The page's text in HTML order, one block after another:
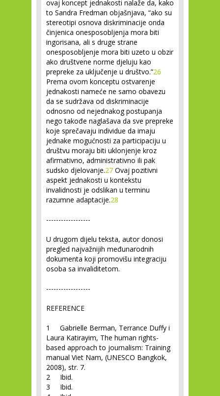
ovaj koncept jednakosti nalaže da, kako
to Sandra Fredman objašnjava, “ako su
stereotipi osnova diskriminacije onda
činjenica onesposobljenja mora biti
ingorisana, ali s druge strane
onesposobljenje mora biti uzeto u obzir
ako društvene norme djeluju kao
prepreke za uključenje u društvo.”26
Prema ovom konceptu ostvarenje
jednakosti nameće ne samo obavezu
da se sudržava od diskriminacije
odnosno od nejednakog postupanja
nego takođe naglašava da sve prepreke
koje sprečavaju individue da imaju
jednake mogućnosti za participaciju u
društvu moraju biti uklonjenje kroz
afirmativno, administrativno ili pak
sudsko djelovanje.27 Ovaj pozitivni
aspekt jednakosti u kontekstu
invalidnosti je odslikan u terminu
razumne adaptacije.28
------------------
U drugom dijelu teksta, autor donosi
pregled najvažnijih međunarodnih
dokumenta koji promovišu integraciju
osoba sa invaliditetom.
------------------
REFERENCE
1 Gabrielle Berman, Terrance Duffy i
Laura Katirayim, The human rights-
based approach to journalism: Training
manual Viet Nam, (UNESCO Bangkok,
2008), str. 7.
2 Ibid.
3 Ibid.